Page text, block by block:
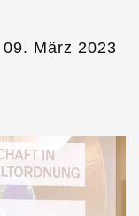
09. März 2023